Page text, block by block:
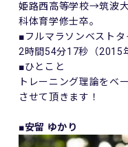
姫路西高等学校→筑波
科体育学修士卒。
■フルマラソンベストタ
2時間54分17秒（2015
■ひとこと
トレーニング理論をベ
させて頂きます！
■安留 ゆかり